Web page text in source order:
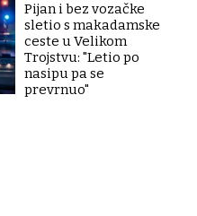
Pijan i bez vozačke
sletio s makadamske
ceste u Velikom
Trojstvu: "Letio po
nasipu pa se
prevrnuo"